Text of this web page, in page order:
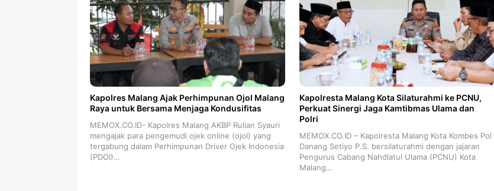
Kapolres Malang Ajak Perhimpunan Ojol Malang
Raya untuk Bersama Menjaga Kondusifitas
MEMOX.CO.ID- Kapolres Malang AKBP Rulian Syauri
mengajak para pengemudi ojek online (ojol) yang
tergabung dalam Perhimpunan Driver Ojek Indonesia
(PDOI)…
Kapolresta Malang Kota Silaturahmi ke PCNU,
Perkuat Sinergi Jaga Kamtibmas Ulama dan
Polri
MEMOX.CO.ID – Kapolresta Malang Kota Kombes Pol
Danang Setiyo P.S. bersilaturahmi dengan jajaran
Pengurus Cabang Nahdlatul Ulama (PCNU) Kota
Malang…